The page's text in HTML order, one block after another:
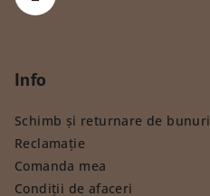
Info
Schimb și returnare de bunuri
Reclamație
Comanda mea
Condiții de afaceri